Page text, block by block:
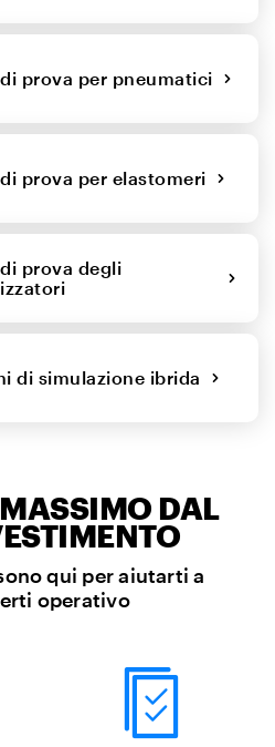
prova per pneumatici
prova per elastomeri
prova degli
di simulazione ibrida
DAL
qui per aiutarti a
operativo